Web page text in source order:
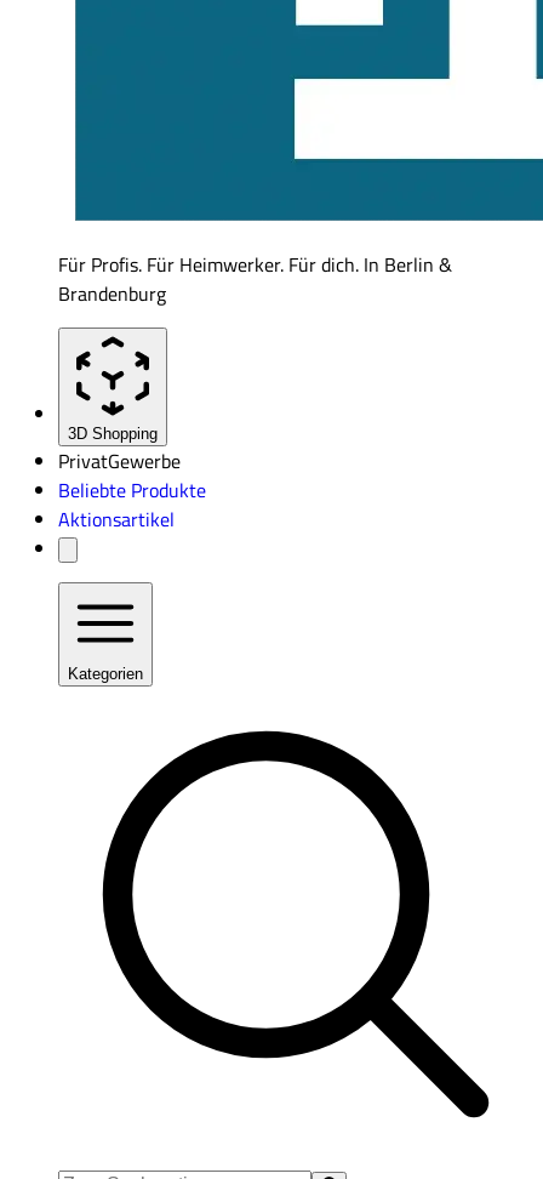
Für Profis. Für Heimwerker. Für dich. In Berlin &
Brandenburg
3D Shopping
PrivatGewerbe
Beliebte Produkte
Aktionsartikel
Kategorien